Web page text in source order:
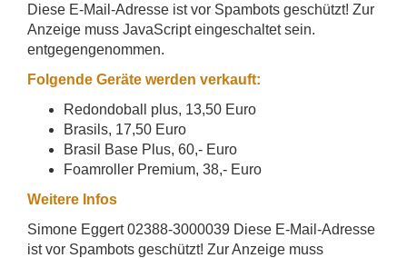
Diese E-Mail-Adresse ist vor Spambots geschützt! Zur
Anzeige muss JavaScript eingeschaltet sein.
entgegengenommen.
Folgende Geräte werden verkauft:
Redondoball plus, 13,50 Euro
Brasils, 17,50 Euro
Brasil Base Plus, 60,- Euro
Foamroller Premium, 38,- Euro
Weitere Infos
Simone Eggert 02388-3000039 Diese E-Mail-Adresse
ist vor Spambots geschützt! Zur Anzeige muss